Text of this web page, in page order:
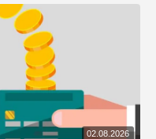
02.08.2026